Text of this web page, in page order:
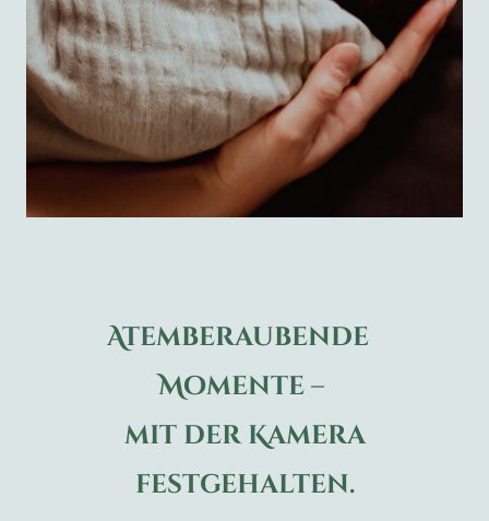
Atemberaubende
Momente –
mit der Kamera
festgehalten.